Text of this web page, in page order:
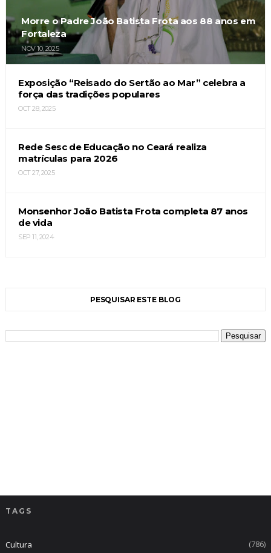
Morre o Padre João Batista Frota aos 88 anos em
Fortaleza
NOV 10, 2025
Exposição “Reisado do Sertão ao Mar” celebra a
força das tradições populares
OCT 28, 2025
Rede Sesc de Educação no Ceará realiza
matrículas para 2026
OCT 27, 2025
Monsenhor João Batista Frota completa 87 anos
de vida
SEP 11, 2024
PESQUISAR ESTE BLOG
TAGS
Cultura (786)